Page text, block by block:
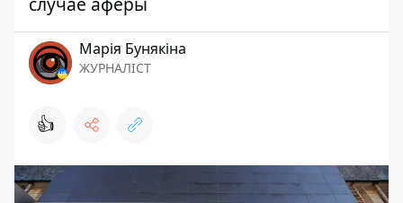
Марія Бунякіна
ЖУРНАЛІСТ
👍